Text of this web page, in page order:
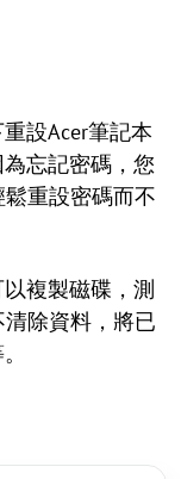
設Acer筆記本
忘記密碼，您
鬆重設密碼而不
複製磁碟，測
清除資料，將已